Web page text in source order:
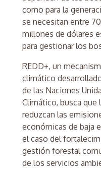
como para la
se necesitan entre
millones de dólares
para gestionar los
REDD+, un
climático
de las Naciones
Climático, busca que
reduzcan las
económicas de baja
el caso del
gestión forestal
de los servicios